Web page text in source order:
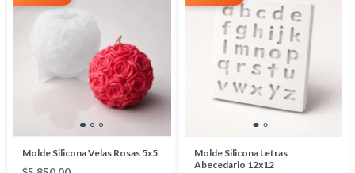
Molde Silicona Velas Rosas 5x5
Molde Silicona Letras
Abecedario 12x12